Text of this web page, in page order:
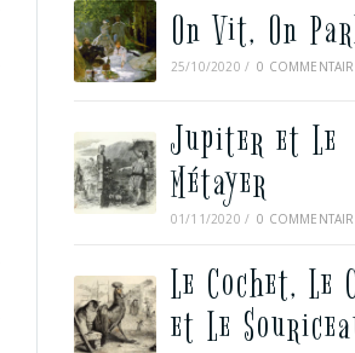
On Vit, On
25/10/2020 / 0
Jupiter et Le
Métayer
01/11/2020 / 0
Le Cochet, Le
et Le